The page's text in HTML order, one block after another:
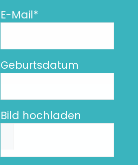
Pflichtfeld
E-Mail*
Geburtsdatum
Bild hochladen